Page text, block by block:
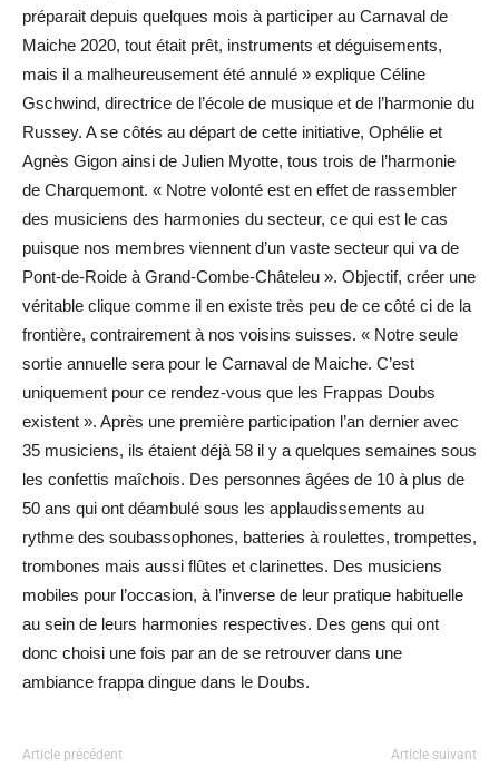
préparait depuis quelques mois à participer au Carnaval de
Maiche 2020, tout était prêt, instruments et déguisements,
mais il a malheureusement été annulé » explique Céline
Gschwind, directrice de l’école de musique et de l’harmonie du
Russey. A se côtés au départ de cette initiative, Ophélie et
Agnès Gigon ainsi de Julien Myotte, tous trois de l’harmonie
de Charquemont. « Notre volonté est en effet de rassembler
des musiciens des harmonies du secteur, ce qui est le cas
puisque nos membres viennent d’un vaste secteur qui va de
Pont-de-Roide à Grand-Combe-Châteleu ». Objectif, créer une
véritable clique comme il en existe très peu de ce côté ci de la
frontière, contrairement à nos voisins suisses. « Notre seule
sortie annuelle sera pour le Carnaval de Maiche. C’est
uniquement pour ce rendez-vous que les Frappas Doubs
existent ». Après une première participation l’an dernier avec
35 musiciens, ils étaient déjà 58 il y a quelques semaines sous
les confettis maîchois. Des personnes âgées de 10 à plus de
50 ans qui ont déambulé sous les applaudissements au
rythme des soubassophones, batteries à roulettes, trompettes,
trombones mais aussi flûtes et clarinettes. Des musiciens
mobiles pour l’occasion, à l’inverse de leur pratique habituelle
au sein de leurs harmonies respectives. Des gens qui ont
donc choisi une fois par an de se retrouver dans une
ambiance frappa dingue dans le Doubs.
Article précédent Article suivant